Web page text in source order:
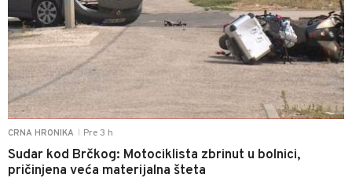
CRNA HRONIKA Pre 3 h
Sudar kod Brčkog: Motociklista zbrinut u bolnici,
pričinjena veća materijalna šteta